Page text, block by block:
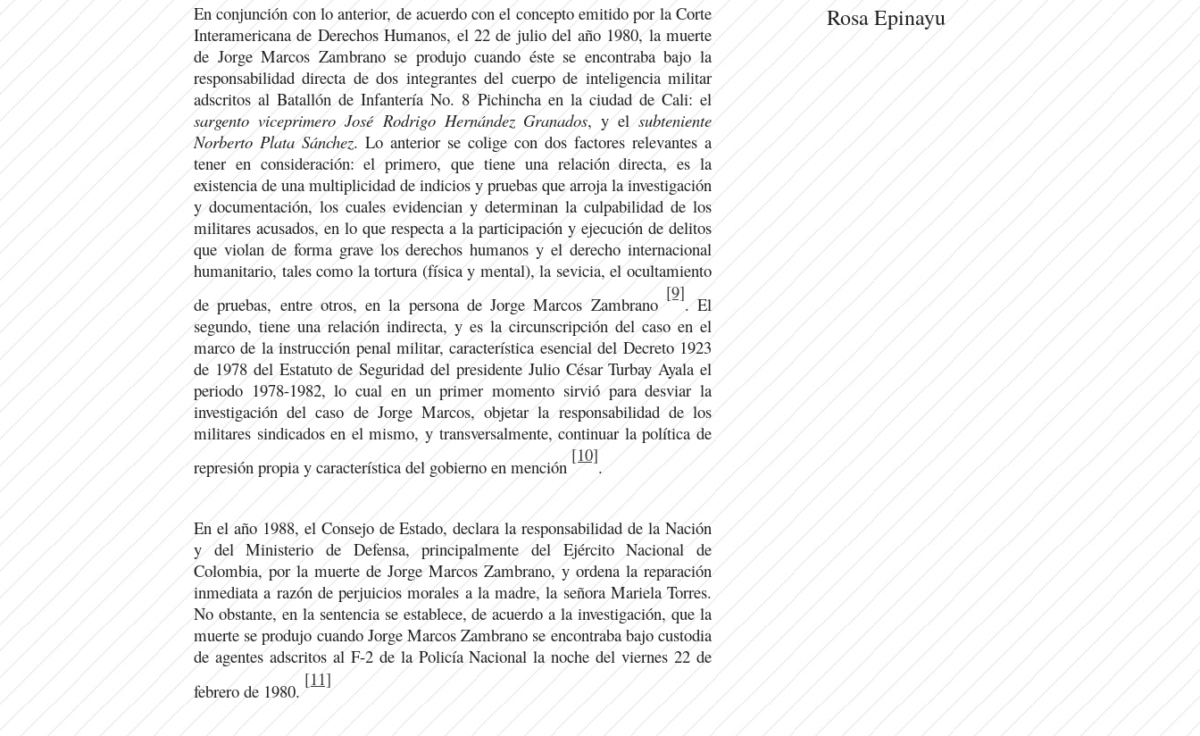
En conjunción con lo anterior, de acuerdo con el concepto emitido por la Corte
Interamericana de Derechos Humanos, el 22 de julio del año 1980, la muerte
de Jorge Marcos Zambrano se produjo cuando éste se encontraba bajo la
responsabilidad directa de dos integrantes del cuerpo de inteligencia militar
adscritos al Batallón de Infantería No. 8 Pichincha en la ciudad de Cali: el
sargento viceprimero José Rodrigo Hernández Granados, y el subteniente
Norberto Plata Sánchez. Lo anterior se colige con dos factores relevantes a
tener en consideración: el primero, que tiene una relación directa, es la
existencia de una multiplicidad de indicios y pruebas que arroja la investigación
y documentación, los cuales evidencian y determinan la culpabilidad de los
militares acusados, en lo que respecta a la participación y ejecución de delitos
que violan de forma grave los derechos humanos y el derecho internacional
humanitario, tales como la tortura (física y mental), la sevicia, el ocultamiento
de pruebas, entre otros, en la persona de Jorge Marcos Zambrano
[9]
. El
segundo, tiene una relación indirecta, y es la circunscripción del caso en el
marco de la instrucción penal militar, característica esencial del Decreto 1923
de 1978 del Estatuto de Seguridad del presidente Julio César Turbay Ayala el
periodo 1978-1982, lo cual en un primer momento sirvió para desviar la
investigación del caso de Jorge Marcos, objetar la responsabilidad de los
militares sindicados en el mismo, y transversalmente, continuar la política de
represión propia y característica del gobierno en mención
[10]
.
En el año 1988, el Consejo de Estado, declara la responsabilidad de la Nación
y del Ministerio de Defensa, principalmente del Ejército Nacional de
Colombia, por la muerte de Jorge Marcos Zambrano, y ordena la reparación
inmediata a razón de perjuicios morales a la madre, la señora Mariela Torres.
No obstante, en la sentencia se establece, de acuerdo a la investigación, que la
muerte se produjo cuando Jorge Marcos Zambrano se encontraba bajo custodia
de agentes adscritos al F-2 de la Policía Nacional la noche del viernes 22 de
febrero de 1980.
[11]
Rosa Epinayu